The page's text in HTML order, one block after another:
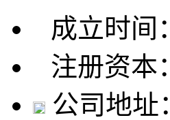
成立时间
注册资本
公司地址